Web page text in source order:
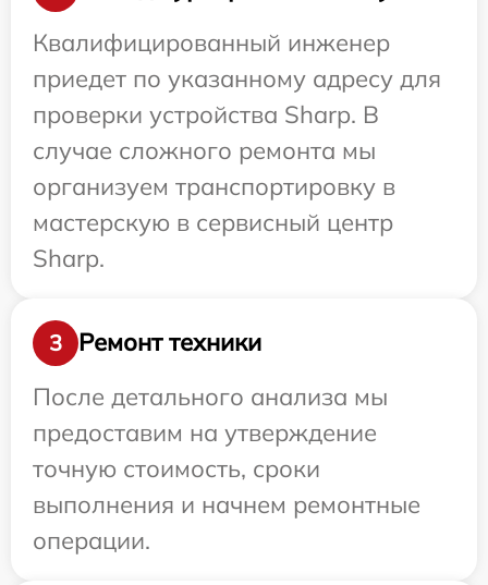
Квалифицированный инженер
приедет по указанному адресу для
проверки устройства Sharp. В
случае сложного ремонта мы
организуем транспортировку в
мастерскую в сервисный центр
Sharp.
3
Ремонт техники
После детального анализа мы
предоставим на утверждение
точную стоимость, сроки
выполнения и начнем ремонтные
операции.